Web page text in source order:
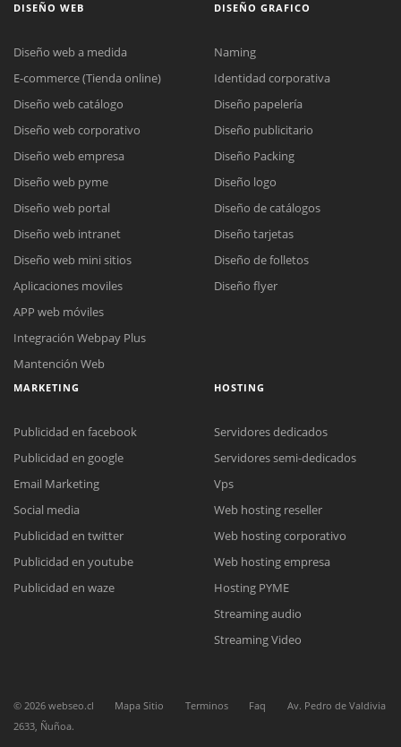
Reunión online
Nuestros ejecutivos le enviarán un correo electrónico con el enlace a
Meet para la reunión online.
Cotización
Chat Online
Todos nuestros ejecutivos están fuera de línea. Complete el formulario
DISEÑO WEB
Diseño web a medida
E-commerce (Tienda online)
Diseño web catálogo
Diseño web corporativo
Diseño web empresa
Diseño web pyme
Diseño web portal
Diseño web intranet
Diseño web mini sitios
Aplicaciones moviles
APP web móviles
Integración Webpay Plus
Mantención Web
DISEÑO GRAFICO
Naming
Identidad corporativa
Diseño papelería
Diseño publicitario
Diseño Packing
Diseño logo
Diseño de catálogos
Diseño tarjetas
Diseño de folletos
Diseño flyer
MARKETING
Publicidad en facebook
Publicidad en google
Email Marketing
Social media
Publicidad en twitter
Publicidad en youtube
Publicidad en waze
HOSTING
Servidores dedicados
Servidores semi-dedicados
Vps
Web hosting reseller
Web hosting corporativo
Web hosting empresa
Hosting PYME
Streaming audio
Streaming Video
© 2026 webseo.cl Mapa Sitio Terminos Faq
Av. Pedro de Valdivia
2633, Ñuñoa.